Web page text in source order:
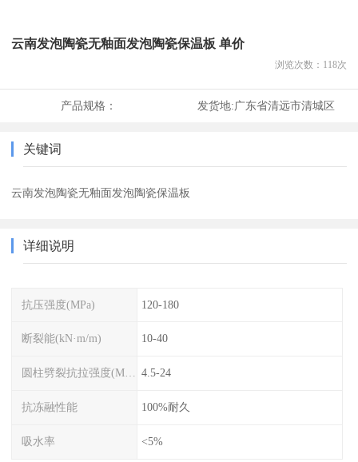
云南发泡陶瓷无釉面发泡陶瓷保温板 单价
浏览次数： 118次
产品规格： 发货地:广东省清远市清城区
关键词
云南发泡陶瓷无釉面发泡陶瓷保温板
详细说明
抗压强度(MPa) 120-180
断裂能(kN·m/m) 10-40
圆柱劈裂抗拉强度(MPa) 4.5-24
抗冻融性能 100%耐久
吸水率 <5%